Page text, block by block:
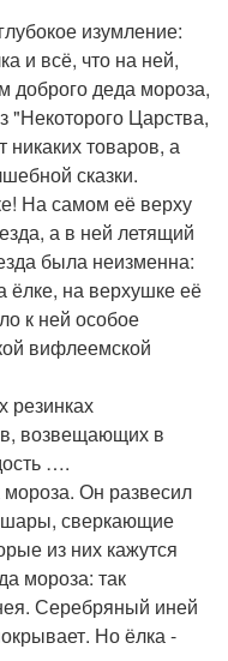
изумление:
и всё, что на ней,
доброго деда мороза,
"Некоторого Царства,
никаких товаров, а
сказки.
На самом её верху
а в ней летящий
была неизменна:
ёлке, на верхушке её
к ней особое
вифлеемской
резинках
возвещающих в
….
Он развесил
шары, сверкающие
из них кажутся
мороза: так
Серебряный иней
Но ёлка -